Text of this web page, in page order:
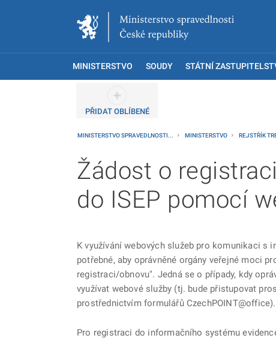
MINISTERSTVO SOUDY STÁTNÍ
PŘIDAT OBLÍBENÉ
MINISTERSTVO SPRAVEDLNOSTI... MINISTERSTVO REJSTŘÍK
Žádost o
do ISEP pomocí
K využívání webových služeb pro komunikaci s
potřebné, aby oprávněné orgány veřejné moci
registraci/obnovu". Jedná se o případy, kdy
využívat webové služby (tj. bude přistupovat
prostřednictvím formulářů CzechPOINT@office).
Pro registraci do informačního systému